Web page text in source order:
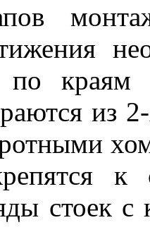
краям
из
к
стоек